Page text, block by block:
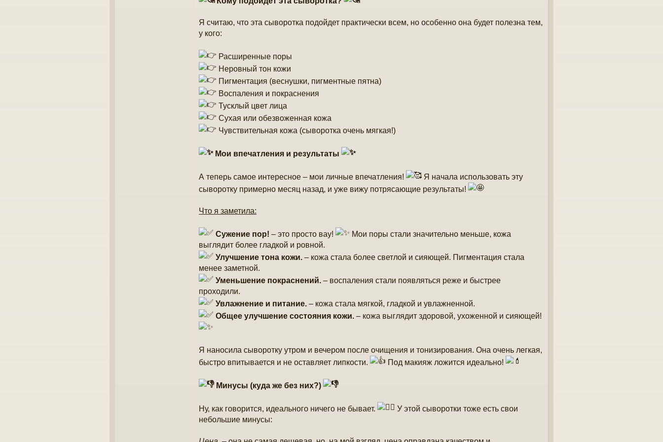
Я считаю, что эта сыворотка подойдет практически всем, но особенно она будет полезна тем,
у кого:
Расширенные поры
Неровный тон кожи
Пигментация (веснушки, пигментные пятна)
Воспаления и покраснения
Тусклый цвет лица
Сухая или обезвоженная кожа
Чувствительная кожа (сыворотка очень мягкая!)
Мои впечатления и результаты
А теперь самое интересное – мои личные впечатления!
Я начала использовать эту
сыворотку примерно месяц назад, и уже вижу потрясающие результаты!
Что я заметила:
Сужение пор! – это просто вау!
Мои поры стали значительно меньше, кожа
выглядит более гладкой и ровной.
Улучшение тона кожи. – кожа стала более светлой и сияющей. Пигментация стала
менее заметной.
Уменьшение покраснений. – воспаления стали появляться реже и быстрее
проходили.
Увлажнение и питание. – кожа стала мягкой, гладкой и увлажненной.
Общее улучшение состояния кожи. – кожа выглядит здоровой, ухоженной и сияющей!
Я наносила сыворотку утром и вечером после очищения и тонизирования. Она очень легкая,
быстро впитывается и не оставляет липкости.
Под макияж ложится идеально!
Минусы (куда же без них?)
Ну, как говорится, идеального ничего не бывает.
У этой сыворотки тоже есть свои
небольшие минусы: